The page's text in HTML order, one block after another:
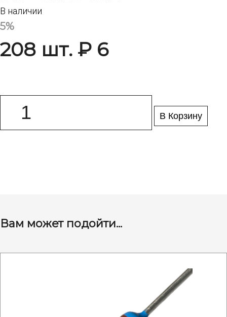
В наличии
5%
208 шт. ₽ 6
В Корзину
Вам может подойти...